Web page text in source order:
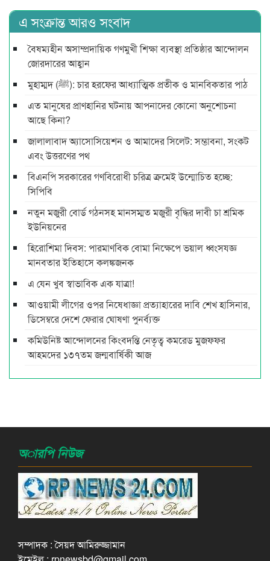
এ সংক্রান্ত আরও সংবাদ
বৈষম্যহীন অসাম্প্রদায়িক গণমুখী শিক্ষা ব্যবস্থা প্রতিষ্ঠার আন্দোলন
জোরদারের আহ্বান
মুহাম্মদ (ﷺ): চার হরফের আধ্যাত্মিক প্রতীক ও মানবিকতার পাঠ
এত মানুষের প্রাণহানির ঘটনায় আপনাদের কোনো অনুশোচনা
আছে কিনা?
জালালাবাদ অ্যাসোসিয়েশন ও আমাদের সিলেট: সম্ভাবনা, সংকট
এবং উত্তরণের পথ
বিএনপি সরকারের গণবিরোধী চরিত্র ক্রমেই উন্মোচিত হচ্ছে:
সিপিবি
নতুন মজুরী বোর্ড গঠনসহ মানসম্মত মজুরী বৃদ্ধির দাবী চা শ্রমিক
ইউনিয়নের
হিরোশিমা দিবস: পারমাণবিক বোমা নিক্ষেপে ভয়াল ধ্বংসযজ্ঞ
মানবতার ইতিহাসে কলঙ্কজনক
এ যেন খুব স্বাভাবিক এক যাত্রা!
আওয়ামী লীগের ওপর নিষেধাজ্ঞা প্রত্যাহারের দাবি শেখ হাসিনার,
ডিসেম্বরে দেশে ফেরার ঘোষণা পুনর্ব্যক্ত
কমিউনিষ্ট আন্দোলনের কিংবদন্তি নেতৃত্ব কমরেড মুজফ্ফর
আহমদের ১৩৭তম জন্মবার্ষিকী আজ
অারপি নিউজ
সম্পাদক : সৈয়দ আমিরুজ্জামান